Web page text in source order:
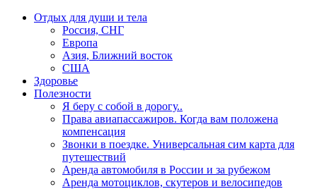
Отдых для души и тела
Россия, СНГ
Европа
Азия, Ближний восток
США
Здоровье
Полезности
Я беру с собой в дорогу..
Права авиапассажиров. Когда вам положена
компенсация
Звонки в поездке. Универсальная сим карта для
путешествий
Аренда автомобиля в России и за рубежом
Аренда мотоциклов, скутеров и велосипедов